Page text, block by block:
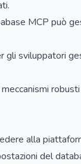
MCP può
gli sviluppatori
alla
del